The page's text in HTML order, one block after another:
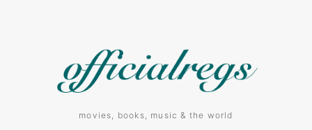
movies, books, music & the world